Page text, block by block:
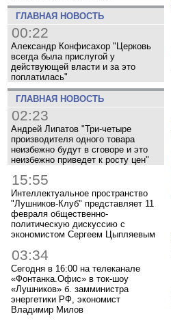
ГЛАВНАЯ НОВОСТЬ
00:22
Александр Конфисахор "Церковь
всегда была прислугой у
действующей власти и за это
поплатилась"
ГЛАВНАЯ НОВОСТЬ
02:23
Андрей Липатов "Три-четыре
производителя одного товара
неизбежно будут в сговоре и это
неизбежно приведет к росту цен"
15:55
Интеллектуальное пространство
"Лушников-Клуб" представляет 11
февраля общественно-
политическую дискуссию с
экономистом Сергеем Цыпляевым
03:34
Сегодня в 16:00 на телеканале
«Фонтанка.Офис» в ток-шоу
«Лушников» б. замминистра
энергетики РФ, экономист
Владимир Милов